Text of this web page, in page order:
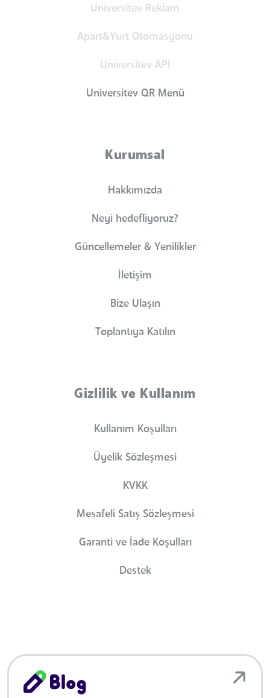
Universitev Reklam
Apart&Yurt Otomasyonu
Universitev API
Universitev QR Menü
Kurumsal
Hakkımızda
Neyi hedefliyoruz?
Güncellemeler & Yenilikler
İletişim
Bize Ulaşın
Toplantıya Katılın
Gizlilik ve Kullanım
Kullanım Koşulları
Üyelik Sözleşmesi
KVKK
Mesafeli Satış Sözleşmesi
Garanti ve İade Koşulları
Destek